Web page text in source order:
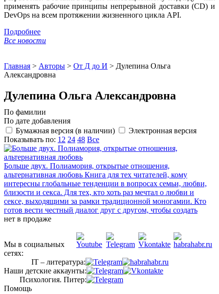
применять рабочие принципы непрерывной доставки (CD) и
DevOps на всем протяжении жизненного цикла API.
Подробнее
Все новости
Главная > Авторы > От Д до И > Дулепина Ольга
Александровна
Дулепина Ольга Александровна
По фамилии
По дате добавления
Бумажная версия (в наличии)
Электронная версия
Показывать по: 12 24 48 Все
Больше двух. Полиамория, открытые отношения,
альтернативная любовь Книга для тех читателей, кому
интересны глобальные тенденции в вопросах семьи, любви,
близости и секса. Для тех, кто хоть раз мечтал о любви и
сексе, выходящими за рамки традиционной моногамии. Кто
готов вести честный диалог друг с другом, чтобы создать
нет в продаже
Мы в социальных
сетях:
IT – литература:
Наши детские аккаунты:
Психология. Питер:
Помощь